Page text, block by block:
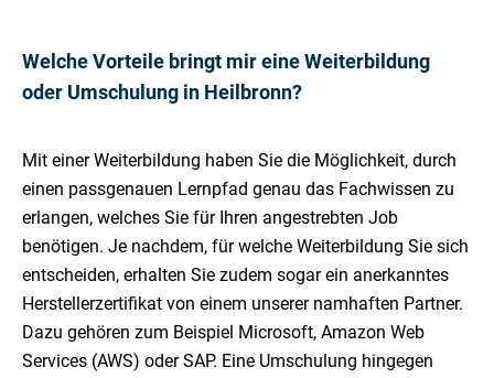
Welche Vorteile bringt mir eine Weiterbildung
oder Umschulung in Heilbronn?
Mit einer Weiterbildung haben Sie die Möglichkeit, durch
einen passgenauen Lernpfad genau das Fachwissen zu
erlangen, welches Sie für Ihren angestrebten Job
benötigen. Je nachdem, für welche Weiterbildung Sie sich
entscheiden, erhalten Sie zudem sogar ein anerkanntes
Herstellerzertifikat von einem unserer namhaften Partner.
Dazu gehören zum Beispiel Microsoft, Amazon Web
Services (AWS) oder SAP. Eine Umschulung hingegen